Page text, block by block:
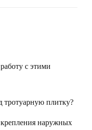
с этими
тротуарную плитку?
наружных